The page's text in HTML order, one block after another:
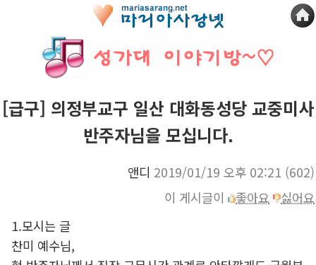
[급구] 의정부교구 일산 대화동성당 교중미사
반주자님을 모십니다.
앤디 2019/01/19 오후 02:21 (602)
이 게시글이
좋아요
싫어요
1.모시는 글
찬미 예수님,